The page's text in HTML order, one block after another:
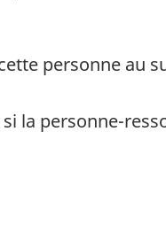
personne au
la personne-